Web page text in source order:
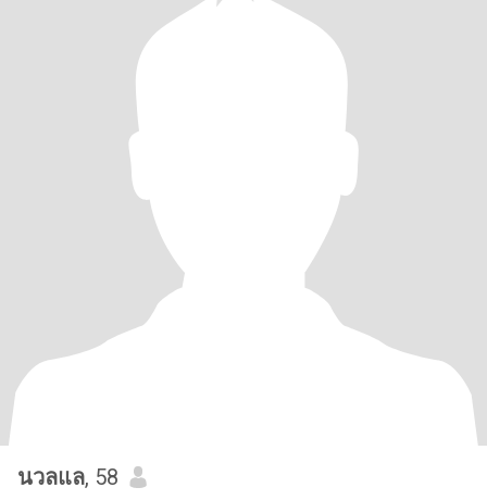
นวลแล, 58